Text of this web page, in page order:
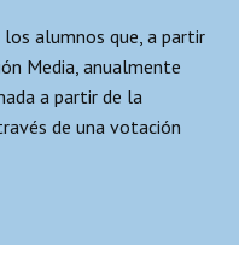
alumnos que, a partir
Media, anualmente
a partir de la
de una votación